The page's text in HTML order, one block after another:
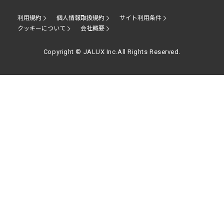
利用規約 個人情報取扱規約
サイト利用条件
クッキーについて
会社概要
Copyright © JALUX Inc.All Rights Reserved.